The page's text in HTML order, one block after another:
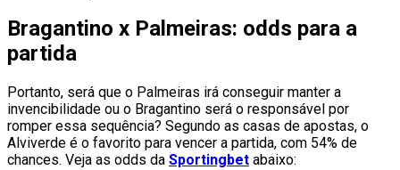
Bragantino x Palmeiras: odds para a
partida
Portanto, será que o Palmeiras irá conseguir manter a
invencibilidade ou o Bragantino será o responsável por
romper essa sequência? Segundo as casas de apostas, o
Alviverde é o favorito para vencer a partida, com 54% de
chances. Veja as odds da Sportingbet abaixo: